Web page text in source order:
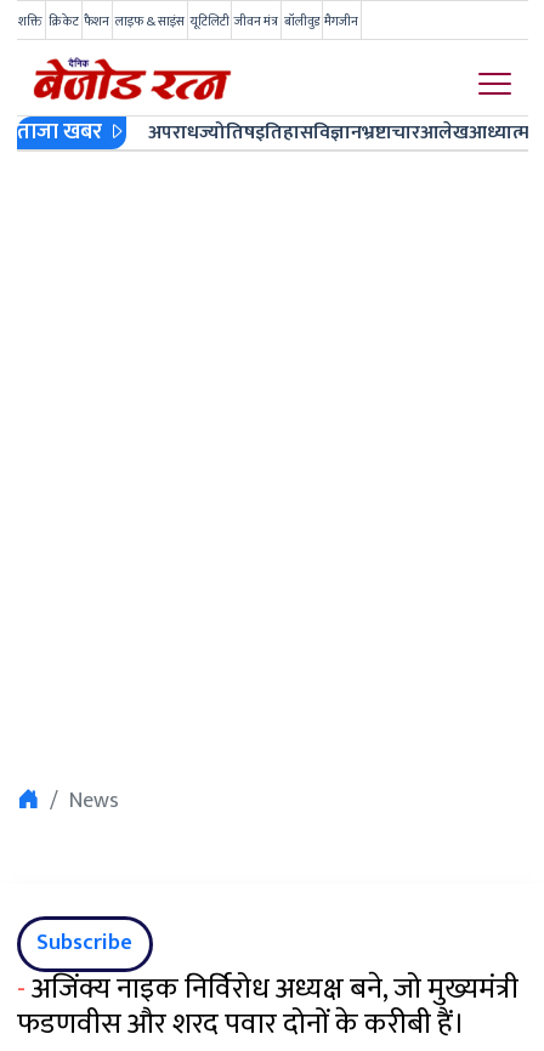
शक्ति क्रिकेट फैशन लाइफ & साइंस यूटिलिटी जीवन मंत्र बॉलीवुड मैगजीन
ताजा खबर अपराधज्योतिषइतिहासविज्ञानभ्रष्टाचारआलेखआध्यात्म
News
Subscribe
-अजिंक्य नाइक निर्विरोध अध्यक्ष बने, जो मुख्यमंत्री
फडणवीस और शरद पवार दोनों के करीबी हैं।